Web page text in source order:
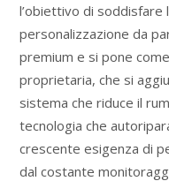
l’obiettivo di soddisfare
personalizzazione da
premium e si pone
proprietaria, che si
sistema che riduce il
tecnologia che
crescente esigenza di
dal costante